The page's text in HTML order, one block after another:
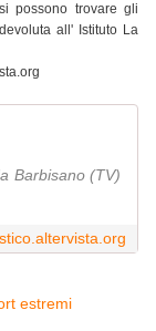
possono trovare gli
all' Istituto La
Barbisano (TV)
estremi